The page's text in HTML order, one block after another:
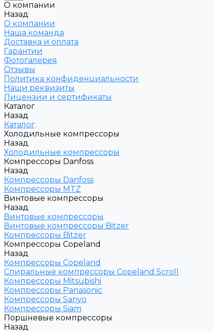
О компании
Назад
О компании
Наша команда
Доставка и оплата
Гарантии
Фотогалерея
Отзывы
Политика конфиденциальности
Наши реквизиты
Лицензии и сертификаты
Каталог
Назад
Каталог
Холодильные компрессоры
Назад
Холодильные компрессоры
Компрессоры Danfoss
Назад
Компрессоры Danfoss
Компрессоры MTZ
Винтовые компрессоры
Назад
Винтовые компрессоры
Винтовые компрессоры Bitzer
Компрессоры Bitzer
Компрессоры Copeland
Назад
Компрессоры Copeland
Спиральные компрессоры Copeland Scroll
Компрессоры Mitsubishi
Компрессоры Panasonic
Компрессоры Sanyo
Компрессоры Siam
Поршневые компрессоры
Назад